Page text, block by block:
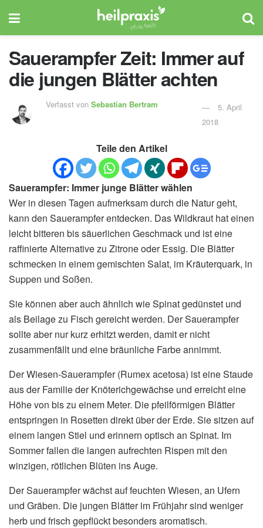
Sauerampfer Zeit: Immer auf
die jungen Blätter achten
Verfasst vonSebastian Bertram
5. April
2018
Teile den Artikel
Sauerampfer: Immer junge Blätter wählen
Wer in diesen Tagen aufmerksam durch die Natur geht,
kann den Sauerampfer entdecken. Das Wildkraut hat einen
leicht bitteren bis säuerlichen Geschmack und ist eine
raffinierte Alternative zu Zitrone oder Essig. Die Blätter
schmecken in einem gemischten Salat, im Kräuterquark, in
Suppen und Soßen.
Sie können aber auch ähnlich wie Spinat gedünstet und
als Beilage zu Fisch gereicht werden. Der Sauerampfer
sollte aber nur kurz erhitzt werden, damit er nicht
zusammenfällt und eine bräunliche Farbe annimmt.
Der Wiesen-Sauerampfer (Rumex acetosa) ist eine Staude
aus der Familie der Knöterichgewächse und erreicht eine
Höhe von bis zu einem Meter. Die pfeilförmigen Blätter
entspringen in Rosetten direkt über der Erde. Sie sitzen auf
einem langen Stiel und erinnern optisch an Spinat. Im
Sommer fallen die langen aufrechten Rispen mit den
winzigen, rötlichen Blüten ins Auge.
Der Sauerampfer wächst auf feuchten Wiesen, an Ufern
und Gräben. Die jungen Blätter im Frühjahr sind weniger
herb und frisch gepflückt besonders aromatisch.